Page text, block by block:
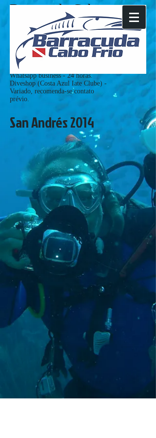
Barracuda Cabo
+55(22)981288929
Whatsapp business
+55(22)26483335
mergulho@barracudacabofrio.com
HORÁRIO DE ATENDIMENTO:
Whatsapp business - 24 horas.
Diveshop (Costa Azul Iate Clube) -
Variado, recomenda-se contato
prévio.
San Andrés 2014